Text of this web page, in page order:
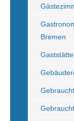
Bremen